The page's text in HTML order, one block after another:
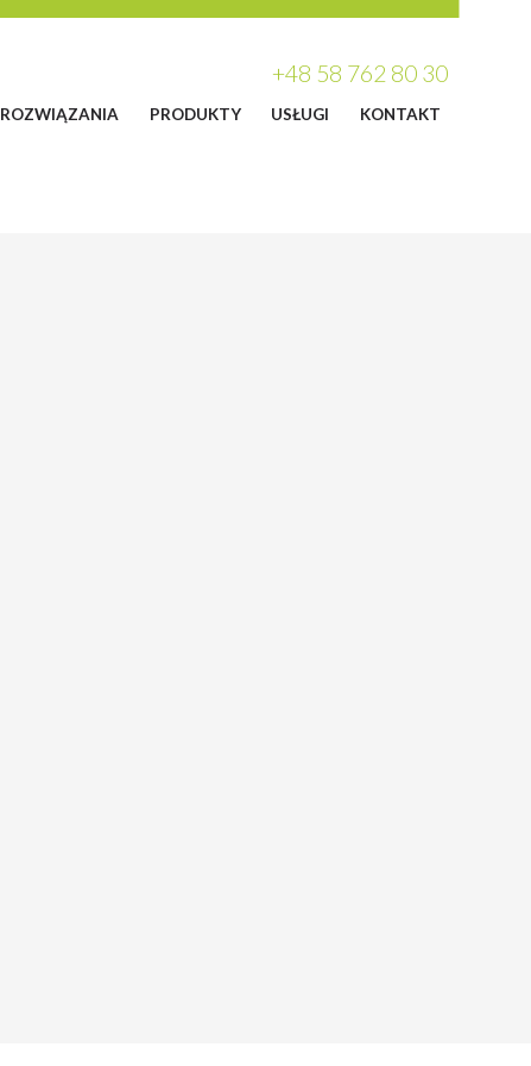
+48 58 762 80 30
ROZWIĄZANIA PRODUKTY USŁUGI KONTAKT